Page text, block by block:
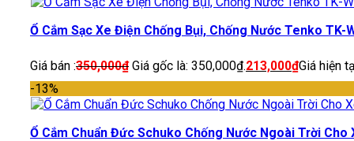
Ổ Cắm Sạc Xe Điện Chống Bụi, Chống Nước Tenko TK-
Giá bán :350,000₫ Giá gốc là: 350,000₫.213,000₫Giá hiện
-13%
Ổ Cắm Chuẩn Đức Schuko Chống Nước Ngoài Trời